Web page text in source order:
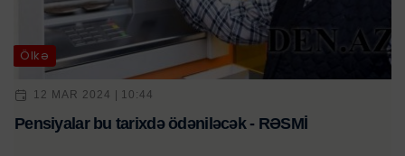
Ölkə
12 MAR 2024 | 10:44
Pensiyalar bu tarixdə ödəniləcək - RƏSMİ